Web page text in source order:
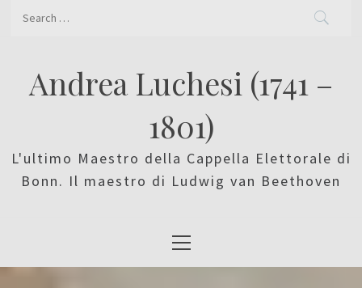
Andrea Luchesi (1741 –
1801)
L'ultimo Maestro della Cappella Elettorale di
Bonn. Il maestro di Ludwig van Beethoven
Menu